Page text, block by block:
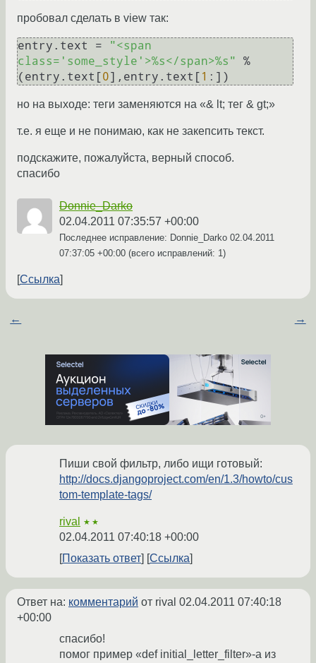
пробовал сделать в view так:
entry.text =
"<span
class='some_style'>%s</span>%s"
%
(entry.text[0],entry.text[ 1
но на выходе: теги заменяются на «& lt; тег & gt;»
т.е. я еще и не понимаю, как не закепсить текст.
подскажите, пожалуйста, верный способ.
спасибо
Donnie_Darko
02.04.2011 07:35:57 +00:00
Последнее исправление: Donnie_Darko 02.04.2011
07:37:05 +00:00 (всего исправлений: 1)
Ссылка
← →
Пиши свой фильтр, либо ищи готовый:
http://docs.djangoproject.com/en/1.3/howto/cus
tom-template-tags/
rival ★★
02.04.2011 07:40:18 +00:00
Показать ответ
Ссылка
Ответ на: комментарий от rival 02.04.2011 07:40:18
+00:00
спасибо!
помог пример «def initial_letter_filter»-а из